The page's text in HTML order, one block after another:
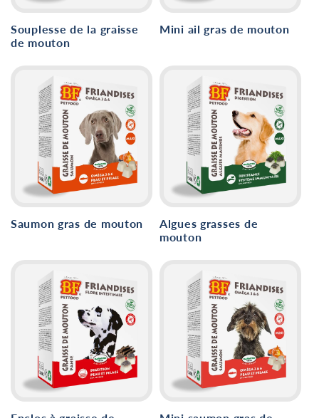
Souplesse de la graisse
de mouton
Mini ail gras de mouton
Saumon gras de mouton
Algues grasses de
mouton